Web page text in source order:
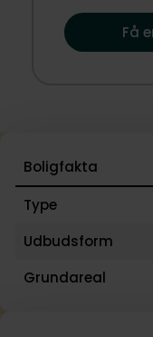
Lammefjorden
og
Få
Boligfakta
Type
Udbudsform
Grundareal